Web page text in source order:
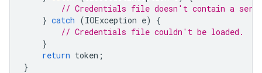
// Credentials file doesn't contain a
} catch (IOException e)
{
// Credentials file couldn't be loaded.
}
return token ;
}